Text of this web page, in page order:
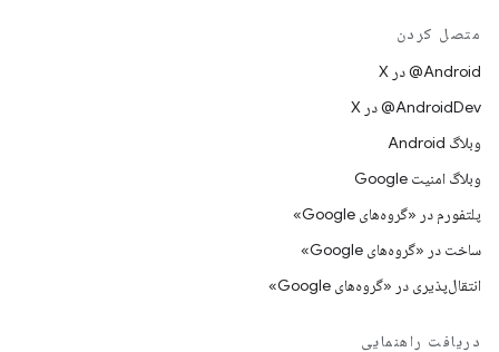
متصل کردن
‫‎@Android در X
‫‎@AndroidDev در X
وبلاگ Android
وبلاگ امنیت Google
پلتفورم در «گروه‌های Google»
ساخت در «گروه‌های Google»
انتقال‌پذیری در «گروه‌های Google»
دریافت راهنمایی